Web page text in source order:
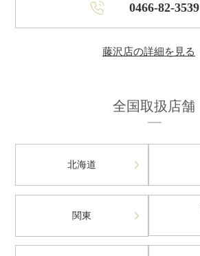
0466-82-3539
藤沢店の詳細を見る
全国取扱店舗
北海道
関東